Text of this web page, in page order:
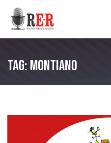
Salta al contenuto principale
Tag: Montiano